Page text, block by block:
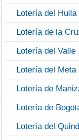
Lotería del Huila
Lotería de la
Lotería del Valle
Lotería del Meta
Lotería de
Lotería de
Lotería del